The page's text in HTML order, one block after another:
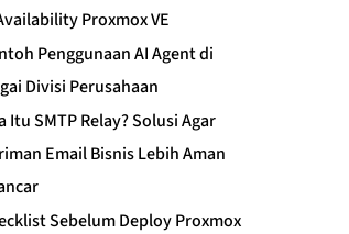
Proxmox VE
Penggunaan AI Agent di
Divisi Perusahaan
Itu SMTP Relay? Solusi Agar
Email Bisnis Lebih Aman
Sebelum Deploy Proxmox